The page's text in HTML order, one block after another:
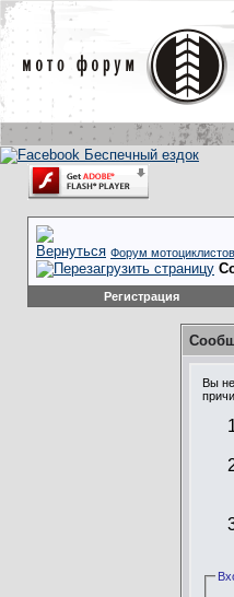
Форум
Регистрация
Вы